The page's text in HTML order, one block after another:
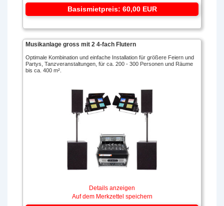
Basismietpreis: 60,00 EUR
Musikanlage gross mit 2 4-fach Flutern
Optimale Kombination und einfache Installation für größere Feiern und
Partys, Tanzveranstaltungen, für ca. 200 - 300 Personen und Räume
bis ca. 400 m².
Details anzeigen
Auf dem Merkzettel speichern